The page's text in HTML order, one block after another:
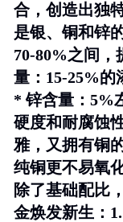
合，创造出独
是银、铜和锌
70-80%之间
量 ：15-25%
* 锌含量 ：5%
硬度和耐腐蚀
雅，又拥有铜
纯铜更不易氧
除了基础配比
金焕发新生：1.